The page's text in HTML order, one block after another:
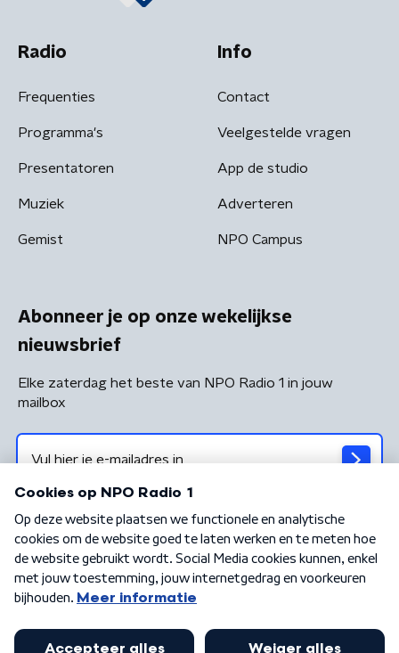
Radio
Frequenties
Programma's
Presentatoren
Muziek
Gemist
Info
Contact
Veelgestelde vragen
App de studio
Adverteren
NPO Campus
Abonneer je op onze wekelijkse
nieuwsbrief
Elke zaterdag het beste van NPO Radio 1 in jouw
mailbox
Algemene voorwaarden